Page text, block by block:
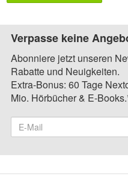
Verpasse keine
Abonniere jetzt unseren
Rabatte und Neuigkeiten.
Extra-Bonus: 60 Tage
Mio. Hörbücher & E-